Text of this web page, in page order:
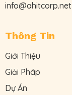
info@ahitcorp.net
Thông Tin
Giới Thiệu
Giải Pháp
Dự Án